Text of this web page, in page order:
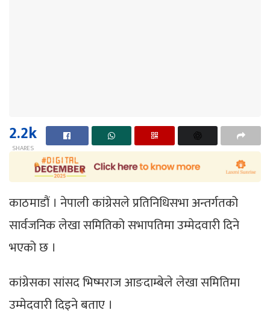
2.2k
SHARES
काठमाडौं । नेपाली कांग्रेसले प्रतिनिधिसभा अन्तर्गतको
सार्वजनिक लेखा समितिको सभापतिमा उम्मेदवारी दिने
भएको छ ।
कांग्रेसका सांसद भिष्मराज आङदाम्बेले लेखा समितिमा
उम्मेदवारी दिइने बताए ।